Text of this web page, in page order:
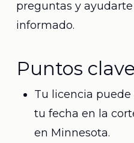
preguntas y
informado.
Puntos clave
Tu licencia puede
tu fecha en la
en Minnesota.